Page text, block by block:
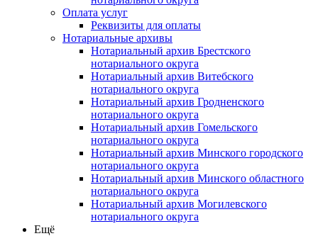
Оплата услуг
Реквизиты для оплаты
Нотариальные архивы
Нотариальный архив Брестского
нотариального округа
Нотариальный архив Витебского
нотариального округа
Нотариальный архив Гродненского
нотариального округа
Нотариальный архив Гомельского
нотариального округа
Нотариальный архив Минского городского
нотариального округа
Нотариальный архив Минского областного
нотариального округа
Нотариальный архив Могилевского
нотариального округа
Ещё